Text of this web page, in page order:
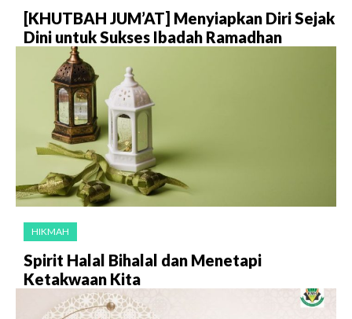
[KHUTBAH JUM’AT] Menyiapkan Diri Sejak
Dini untuk Sukses Ibadah Ramadhan
HIKMAH
Spirit Halal Bihalal dan Menetapi
Ketakwaan Kita